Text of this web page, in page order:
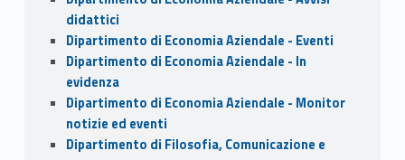
didattici
Dipartimento di Economia Aziendale - Eventi
Dipartimento di Economia Aziendale - In
evidenza
Dipartimento di Economia Aziendale - Monitor
notizie ed eventi
Dipartimento di Filosofia, Comunicazione e